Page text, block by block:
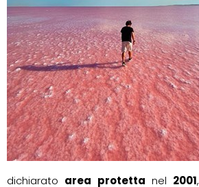
dichiarato area protetta nel 2001